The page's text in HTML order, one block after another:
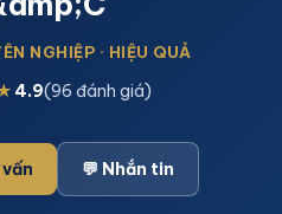
NGHIỆP · HIỆU QUẢ
4.9(96 đánh giá)
💬 Nhắn tin